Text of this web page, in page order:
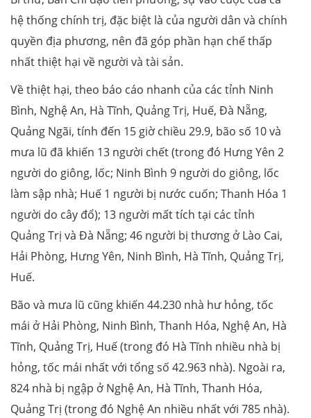
hệ thống chính trị, đặc biệt là của người dân và chính
quyền địa phương, nên đã góp phần hạn chế thấp
nhất thiệt hại về người và tài sản.
Về thiệt hại, theo báo cáo nhanh của các tỉnh Ninh
Bình, Nghệ An, Hà Tĩnh, Quảng Trị, Huế, Đà Nẵng,
Quảng Ngãi, tính đến 15 giờ chiều 29.9, bão số 10 và
mưa lũ đã khiến 13 người chết (trong đó Hưng Yên 2
người do giông, lốc; Ninh Bình 9 người do giông, lốc
làm sập nhà; Huế 1 người bị nước cuốn; Thanh Hóa 1
người do cây đổ); 13 người mất tích tại các tỉnh
Quảng Trị và Đà Nẵng; 46 người bị thương ở Lào Cai,
Hải Phòng, Hưng Yên, Ninh Bình, Hà Tĩnh, Quảng Trị,
Huế.
Bão và mưa lũ cũng khiến 44.230 nhà hư hỏng, tốc
mái ở Hải Phòng, Ninh Bình, Thanh Hóa, Nghệ An, Hà
Tĩnh, Quảng Trị, Huế (trong đó Hà Tĩnh nhiều nhà bị
hỏng, tốc mái nhất với tổng số 42.963 nhà). Ngoài ra,
824 nhà bị ngập ở Nghệ An, Hà Tĩnh, Thanh Hóa,
Quảng Trị (trong đó Nghệ An nhiều nhất với 785 nhà).